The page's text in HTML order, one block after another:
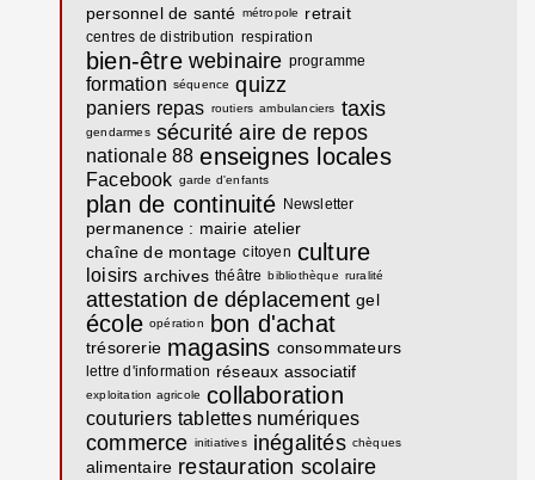
personnel de santé métropole retrait
centres de distribution respiration
bien-être webinaire programme
formation séquence quizz
paniers repas routiers ambulanciers taxis
gendarmes sécurité aire de repos
nationale 88 enseignes locales
Facebook garde d'enfants
plan de continuité Newsletter
permanence : mairie atelier
chaîne de montage citoyen culture
loisirs archives théâtre bibliothèque ruralité
attestation de déplacement gel
école opération bon d'achat
trésorerie magasins consommateurs
lettre d'information réseaux associatif
exploitation agricole collaboration
couturiers tablettes numériques
commerce initiatives inégalités chèques
alimentaire restauration scolaire